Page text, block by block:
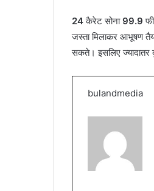
24कैरेट सोना99.9
जस्ता मिलाकर आभूषण
सकते। इसलिए ज्यादातर
bulandmedia